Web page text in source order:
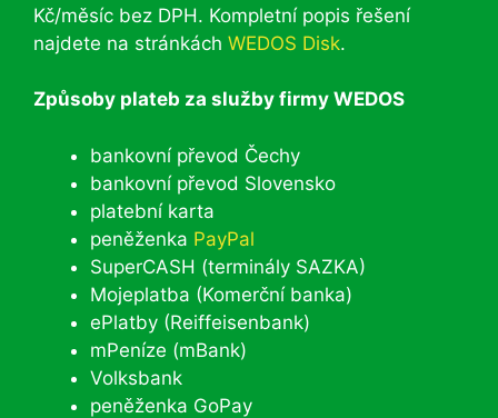
Kč/měsíc bez DPH. Kompletní popis řešení
najdete na stránkách WEDOS Disk.
Způsoby plateb za služby firmy WEDOS
bankovní převod Čechy
bankovní převod Slovensko
platební karta
peněženka PayPal
SuperCASH (terminály SAZKA)
Mojeplatba (Komerční banka)
ePlatby (Reiffeisenbank)
mPeníze (mBank)
Volksbank
peněženka GoPay